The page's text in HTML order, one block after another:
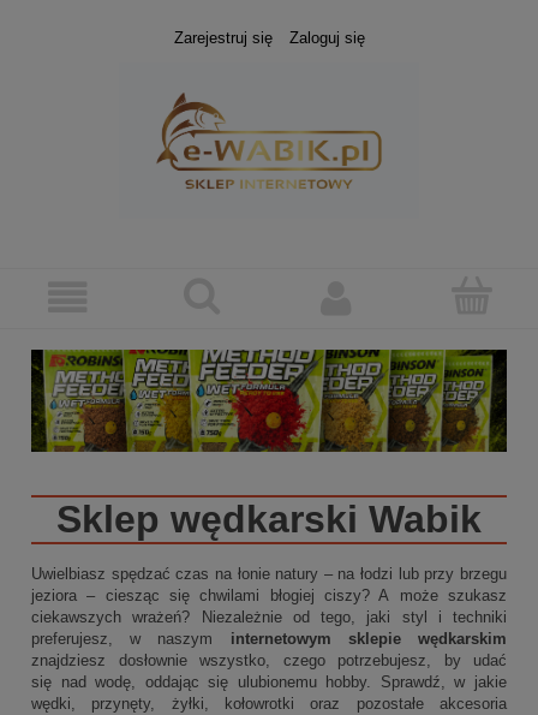
Zarejestruj się Zaloguj się
Sklep wędkarski Wabik
Uwielbiasz spędzać czas na łonie natury – na łodzi lub przy brzegu
jeziora – ciesząc się chwilami błogiej ciszy? A może szukasz
ciekawszych wrażeń? Niezależnie od tego, jaki styl i techniki
preferujesz, w naszym internetowym sklepie wędkarskim
znajdziesz dosłownie wszystko, czego potrzebujesz, by udać
się nad wodę, oddając się ulubionemu hobby. Sprawdź, w jakie
wędki, przynęty, żyłki, kołowrotki oraz pozostałe akcesoria